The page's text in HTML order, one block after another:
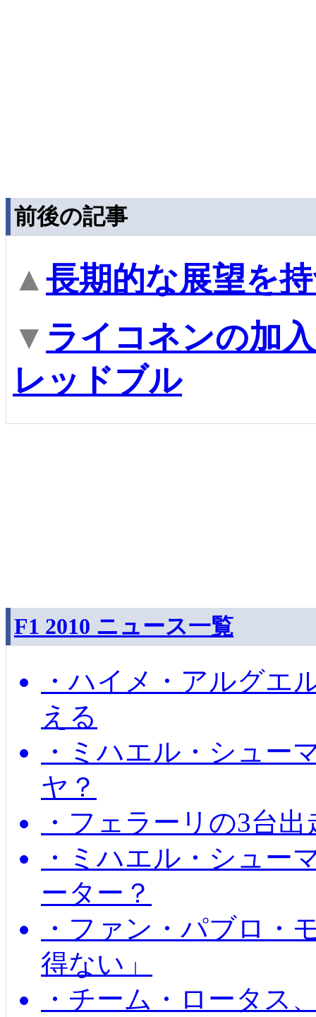
前後の記事
▲長期的な展望を
▼ ライコネンの加
レッドブル
F1 2010 ニュース一覧
・ハイメ・アルグエ
える
・ミハエル・シュー
ヤ？
・フェラーリの3台
・ミハエル・シュー
ーター？
・ファン・パブロ・
得ない」
・チーム・ロータス